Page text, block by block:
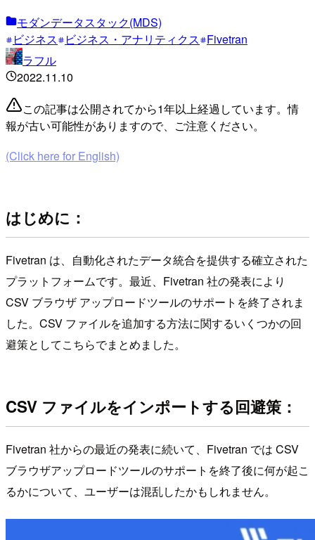
モダンデータスタック(MDS)
ビジネス
ビジネス・アナリティクス Fivetran
ラフル
2022.11.10
この記事は公開されてから1年以上経過しています。情
報が古い可能性がありますので、ご注意ください。
(Click here for English)
はじめに：
Fivetran は、自動化されたデータ統合を提供する確立された
プラットフォームです。最近、Fivetran 社の発表により
CSV ブラウザ アップロードツールのサポートを終了されま
した。CSV ファイルを追加する方法に関するいくつかの回
避策としてこちらでまとめました。
CSV ファイルをインポートする回避策：
Fivetran 社からの最近の発表に続いて、Fivetran では CSV
ブラウザアップロードツールのサポートを終了後に何が起こ
るかについて、ユーザーは混乱したかもしれません。